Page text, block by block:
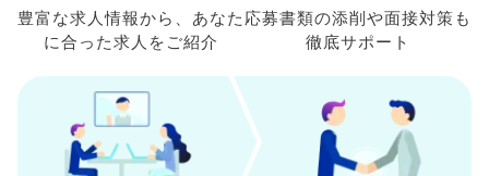
豊富な求人情報から、 あなた
に合った求人を ご紹介
応募書類の添削や面接対策も
徹底サポート